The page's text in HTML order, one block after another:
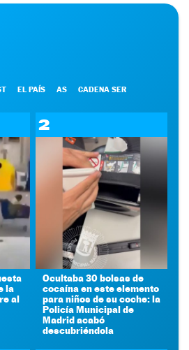
EL PAÍS AS CADENA SER
la
al
2
Ocultaba 30 bolsas de
cocaína en este elemento
para niños de su coche: la
Policía Municipal de
Madrid acabó
descubriéndola